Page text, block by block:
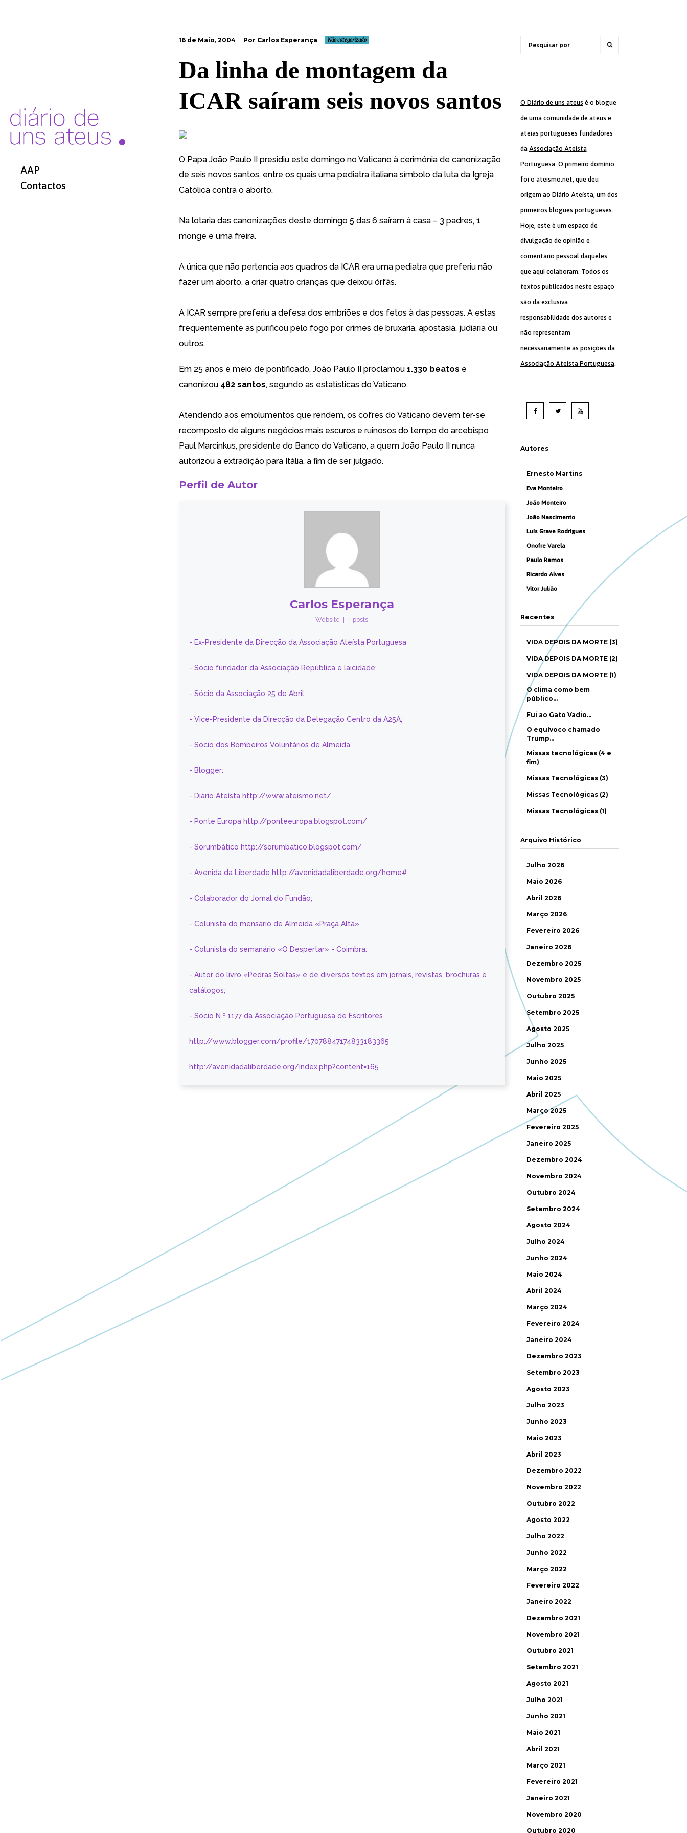
AAP
Contactos
16 de Maio, 2004 Por Carlos Esperança Não categorizado
Da linha de montagem da
ICAR saíram seis novos santos
O Papa João Paulo II presidiu este domingo no Vaticano à cerimónia de canonização
de seis novos santos, entre os quais uma pediatra italiana símbolo da luta da Igreja
Católica contra o aborto.
Na lotaria das canonizações deste domingo 5 das 6 saíram à casa – 3 padres, 1
monge e uma freira.
A única que não pertencia aos quadros da ICAR era uma pediatra que preferiu não
fazer um aborto, a criar quatro crianças que deixou órfãs.
A ICAR sempre preferiu a defesa dos embriões e dos fetos à das pessoas. A estas
frequentemente as purificou pelo fogo por crimes de bruxaria, apostasia, judiaria ou
outros.
Em 25 anos e meio de pontificado, João Paulo II proclamou 1.330 beatos e
canonizou 482 santos, segundo as estatísticas do Vaticano.
Atendendo aos emolumentos que rendem, os cofres do Vaticano devem ter-se
recomposto de alguns negócios mais escuros e ruinosos do tempo do arcebispo
Paul Marcinkus, presidente do Banco do Vaticano, a quem João Paulo II nunca
autorizou a extradição para Itália, a fim de ser julgado.
Perfil de Autor
Carlos Esperança
Website + posts
- Ex-Presidente da Direcção da Associação Ateísta Portuguesa
- Sócio fundador da Associação República e laicidade;
- Sócio da Associação 25 de Abril
- Vice-Presidente da Direcção da Delegação Centro da A25A;
- Sócio dos Bombeiros Voluntários de Almeida
- Blogger:
- Diário Ateísta http://www.ateismo.net/
- Ponte Europa http://ponteeuropa.blogspot.com/
- Sorumbático http://sorumbatico.blogspot.com/
- Avenida da Liberdade http://avenidadaliberdade.org/home#
- Colaborador do Jornal do Fundão;
- Colunista do mensário de Almeida «Praça Alta»
- Colunista do semanário «O Despertar» - Coimbra:
- Autor do livro «Pedras Soltas» e de diversos textos em jornais, revistas, brochuras e
catálogos;
- Sócio N.º 1177 da Associação Portuguesa de Escritores
http://www.blogger.com/profile/17078847174833183365
http://avenidadaliberdade.org/index.php?content=165
O Diário de uns ateus é o blogue
de uma comunidade de ateus e
ateias portugueses fundadores
da Associação Ateísta
Portuguesa. O primeiro domínio
foi o ateismo.net, que deu
origem ao Diário Ateísta, um dos
primeiros blogues portugueses.
Hoje, este é um espaço de
divulgação de opinião e
comentário pessoal daqueles
que aqui colaboram. Todos os
textos publicados neste espaço
são da exclusiva
responsabilidade dos autores e
não representam
necessariamente as posições da
Associação Ateísta Portuguesa.
Autores
Ernesto Martins
Eva Monteiro
João Monteiro
João Nascimento
Luís Grave Rodrigues
Onofre Varela
Paulo Ramos
Ricardo Alves
Vítor Julião
Recentes
VIDA DEPOIS DA MORTE (3)
VIDA DEPOIS DA MORTE (2)
VIDA DEPOIS DA MORTE (1)
O clima como bem
público…
Fui ao Gato Vadio…
O equívoco chamado
Trump…
Missas tecnológicas (4 e
fim)
Missas Tecnológicas (3)
Missas Tecnológicas (2)
Missas Tecnológicas (1)
Arquivo Histórico
Julho 2026
Maio 2026
Abril 2026
Março 2026
Fevereiro 2026
Janeiro 2026
Dezembro 2025
Novembro 2025
Outubro 2025
Setembro 2025
Agosto 2025
Julho 2025
Junho 2025
Maio 2025
Abril 2025
Março 2025
Fevereiro 2025
Janeiro 2025
Dezembro 2024
Novembro 2024
Outubro 2024
Setembro 2024
Agosto 2024
Julho 2024
Junho 2024
Maio 2024
Abril 2024
Março 2024
Fevereiro 2024
Janeiro 2024
Dezembro 2023
Setembro 2023
Agosto 2023
Julho 2023
Junho 2023
Maio 2023
Abril 2023
Dezembro 2022
Novembro 2022
Outubro 2022
Agosto 2022
Julho 2022
Junho 2022
Março 2022
Fevereiro 2022
Janeiro 2022
Dezembro 2021
Novembro 2021
Outubro 2021
Setembro 2021
Agosto 2021
Julho 2021
Junho 2021
Maio 2021
Abril 2021
Março 2021
Fevereiro 2021
Janeiro 2021
Novembro 2020
Outubro 2020